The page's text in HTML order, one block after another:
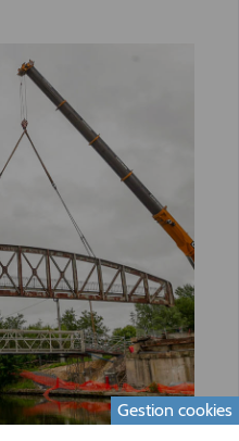
Gestion cookies